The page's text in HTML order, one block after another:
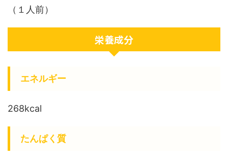
（１人前）
栄養成分
エネルギー
268kcal
たんぱく質